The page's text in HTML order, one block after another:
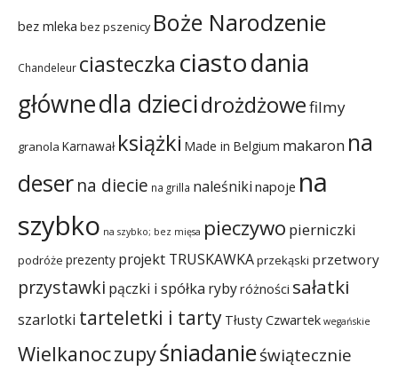
bez mleka bez pszenicy Boże Narodzenie
Chandeleur ciasteczka ciastodania
głównedla dziecidrożdżowefilmy
granola Karnawał książki Made in Belgium makaron na
deserna diecie na grilla naleśniki napoje na
szybko na szybko; bez mięsa pieczywo pierniczki
podróże prezenty projekt TRUSKAWKAprzekąski przetwory
przystawki pączki i spółka rybyróżności sałatki
szarlotki tarteletki i tarty Tłusty Czwartek wegańskie
Wielkanoczupyśniadanieświątecznie